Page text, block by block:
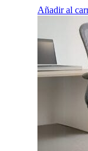
Añadir al